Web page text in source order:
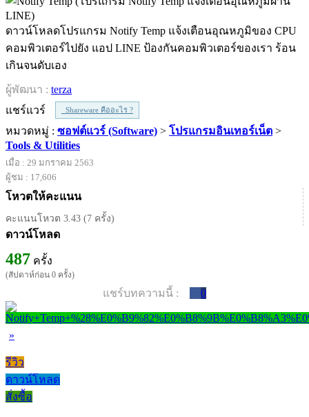
ดาวน์โหลดโปรแกรม Notify Temp แจ้งเตือนอุณหภูมิของ CPU
คอมพิวเตอร์ไปยัง แอป LINE ป้องกันคอมพิวเตอร์ของเรา ร้อน
เกินจนดับเอง
ผู้พัฒนา : terza
แชร์แวร์
Shareware คืออะไร ?
หมวดหมู่ : ซอฟต์แวร์ (Software) > โปรแกรมอินเทอร์เน็ต >
Tools & Utilities
เมื่อ : 29 มกราคม 2563
ผู้ชม : 17,606
โหวตให้คะแนน
คะแนนโหวต 3.43 (7 ครั้ง)
ดาวน์โหลด
487 ครั้ง
(สัปดาห์ก่อน 0 ครั้ง)
แชร์บทความนี้ : 0
»
รีวิว
ดาวน์โหลด
สั่งซื้อ